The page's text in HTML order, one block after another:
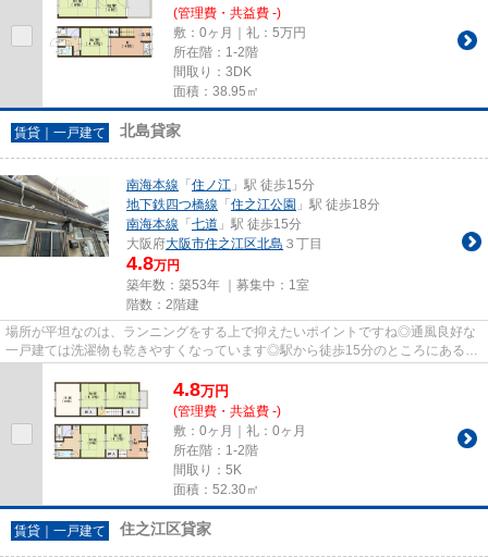
(管理費・共益費 -)
敷：0ヶ月｜礼：5万円
所在階：1-2階
間取り：3DK
面積：38.95㎡
賃貸｜一戸建て 北島貸家
南海本線 「 住ノ江 」駅 徒歩15分
地下鉄四つ橋線 「 住之江公園 」駅 徒歩18分
南海本線 「 七道 」駅 徒歩15分
大阪府大阪市住之江区北島 ３丁目
4.8万円
築年数：築53年 ｜募集中： 1室
階数：2階建
場所が平坦なのは、ランニングをする上で抑えたいポイントですね◎通風良好な
一戸建ては洗濯物も乾きやすくなっています◎駅から徒歩15分のところにある一
4.8万円
(管理費・共益費 -)
敷：0ヶ月｜礼：0ヶ月
所在階：1-2階
間取り：5K
面積：52.30㎡
賃貸｜一戸建て 住之江区貸家